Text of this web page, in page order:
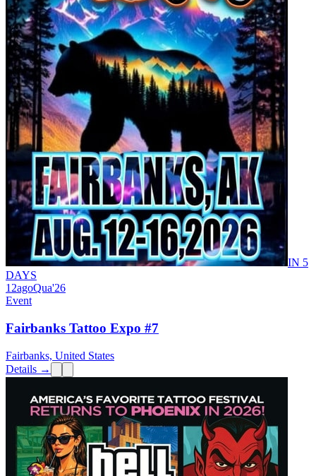
IN 5
DAYS
12agoQua'26
Event
Fairbanks Tattoo Expo #7
Fairbanks, United States
Details →